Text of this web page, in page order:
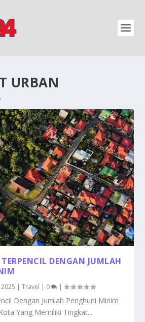
URBAN
DENGAN JUMLAH
|Travel | 0 |
Dengan Jumlah Penghuni Minim
Yang Memiliki Tingkat...